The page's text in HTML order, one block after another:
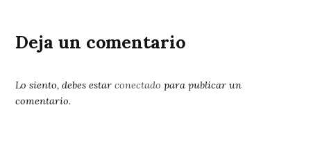
Deja un comentario
Lo siento, debes estarconectado para publicar un
comentario.